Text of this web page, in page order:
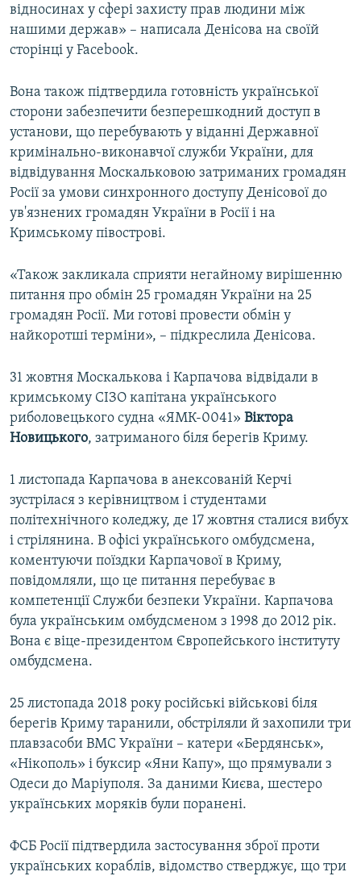
відносинах у сфері захисту прав людини між
нашими держав» – написала Денісова на своїй
сторінці у Facebook.
Вона також підтвердила готовність української
сторони забезпечити безперешкодний доступ в
установи, що перебувають у віданні Державної
кримінально-виконавчої служби України, для
відвідування Москальковою затриманих громадян
Росії за умови синхронного доступу Денісової до
ув'язнених громадян України в Росії і на
Кримському півострові.
«Також закликала сприяти негайному вирішенню
питання про обмін 25 громадян України на 25
громадян Росії. Ми готові провести обмін у
найкоротші терміни», – підкреслила Денісова.
31 жовтня Москалькова і Карпачова відвідали в
кримському СІЗО капітана українського
риболовецького судна «ЯМК-0041» Віктора
Новицького, затриманого біля берегів Криму.
1 листопада Карпачова в анексованій Керчі
зустрілася з керівництвом і студентами
політехнічного коледжу, де 17 жовтня сталися вибух
і стрілянина. В офісі українського омбудсмена,
коментуючи поїздки Карпачової в Криму,
повідомляли, що це питання перебуває в
компетенції Служби безпеки України. Карпачова
була українським омбудсменом з 1998 до 2012 рік.
Вона є віце-президентом Європейського інституту
омбудсмена.
25 листопада 2018 року російські військові біля
берегів Криму таранили, обстріляли й захопили три
плавзасоби ВМС України – катери «Бердянськ»,
«Нікополь» і буксир «Яни Капу», що прямували з
Одеси до Маріуполя. За даними Києва, шестеро
українських моряків були поранені.
ФСБ Росії підтвердила застосування зброї проти
українських кораблів, відомство стверджує, що три